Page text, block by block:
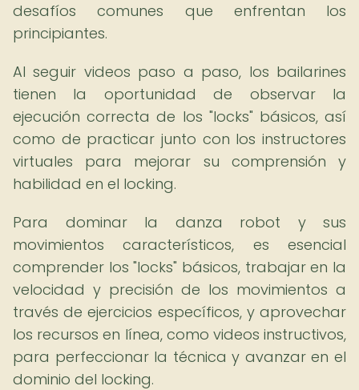
desafíos comunes que enfrentan los
principiantes.
Al seguir videos paso a paso, los bailarines
tienen la oportunidad de observar la
ejecución correcta de los "locks" básicos, así
como de practicar junto con los instructores
virtuales para mejorar su comprensión y
habilidad en el locking.
Para dominar la danza robot y sus
movimientos característicos, es esencial
comprender los "locks" básicos, trabajar en la
velocidad y precisión de los movimientos a
través de ejercicios específicos, y aprovechar
los recursos en línea, como videos instructivos,
para perfeccionar la técnica y avanzar en el
dominio del locking.